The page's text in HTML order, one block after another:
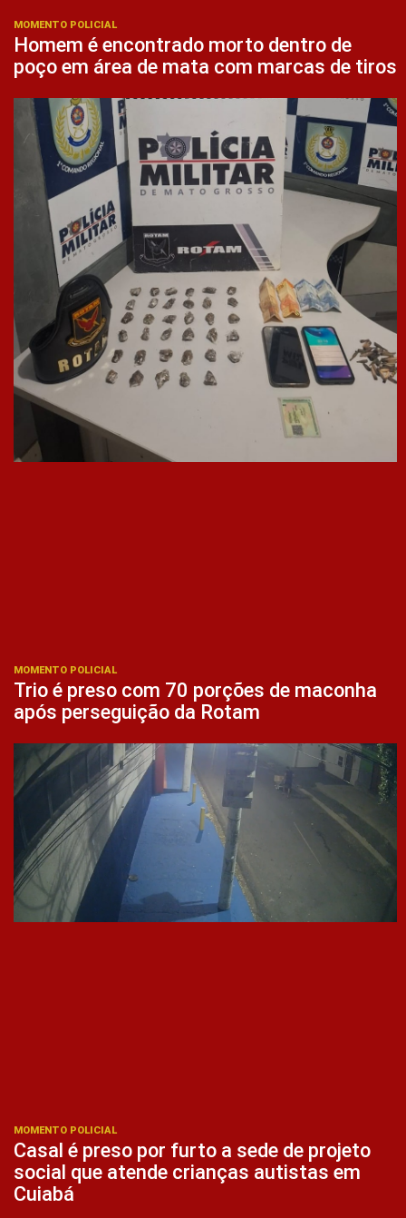
MOMENTO POLICIAL
Homem é encontrado morto dentro de
poço em área de mata com marcas de tiros
MOMENTO POLICIAL
Trio é preso com 70 porções de maconha
após perseguição da Rotam
MOMENTO POLICIAL
Casal é preso por furto a sede de projeto
social que atende crianças autistas em
Cuiabá